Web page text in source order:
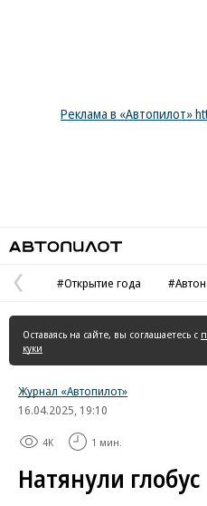
Реклама в «Автопилот»
Предыдущая
страница
#Открытие года
Оставаясь на сайте, вы соглашаетесь с
куки
Журнал «Автопилот»
16.04.2025, 19:10
4K 1 мин.
Натянули глобус